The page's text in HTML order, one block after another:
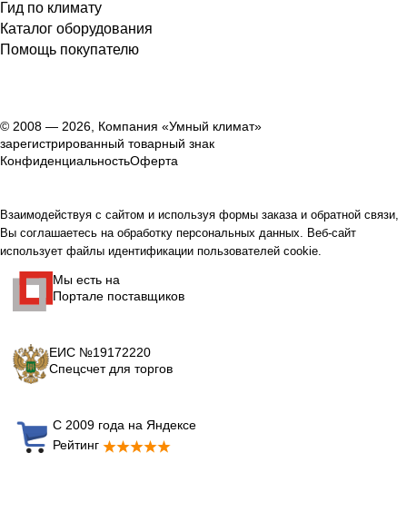
Гид по климату
Каталог оборудования
Помощь покупателю
© 2008 — 2026, Компания «Умный климат»
зарегистрированный товарный знак
КонфиденциальностьОферта
Взаимодействуя с сайтом и используя формы заказа и обратной связи,
Вы соглашаетесь на обработку персональных данных. Веб-сайт
использует файлы идентификации пользователей cookie.
Мы есть на
Портале поставщиков
ЕИС №19172220
Спецсчет для торгов
С 2009 года на Яндексе
Рейтинг